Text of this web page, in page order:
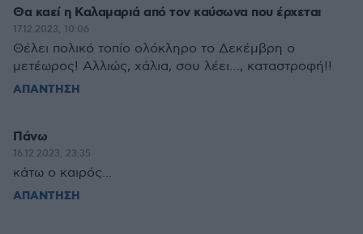
Θα καεί η Καλαμαριά από τον καύσωνα που έρχεται
17.12.2023, 10:06
Θέλει πολικό τοπίο ολόκληρο το Δεκέμβρη ο
μετέωρος! Αλλιώς, χάλια, σου λέει…, καταστροφή!!
ΑΠΑΝΤΗΣΗ
Πάνω
16.12.2023, 23:35
κάτω ο καιρός...
ΑΠΑΝΤΗΣΗ